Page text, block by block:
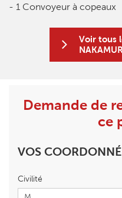
- 1 Convoyeur à copeaux
Voir tous
Demande de
ce
VOS
Civilité